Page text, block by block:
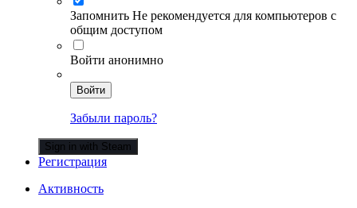
Запомнить Не рекомендуется для компьютеров с
общим доступом
Войти анонимно
Войти
Забыли пароль?
Sign in with Steam
Регистрация
Активность